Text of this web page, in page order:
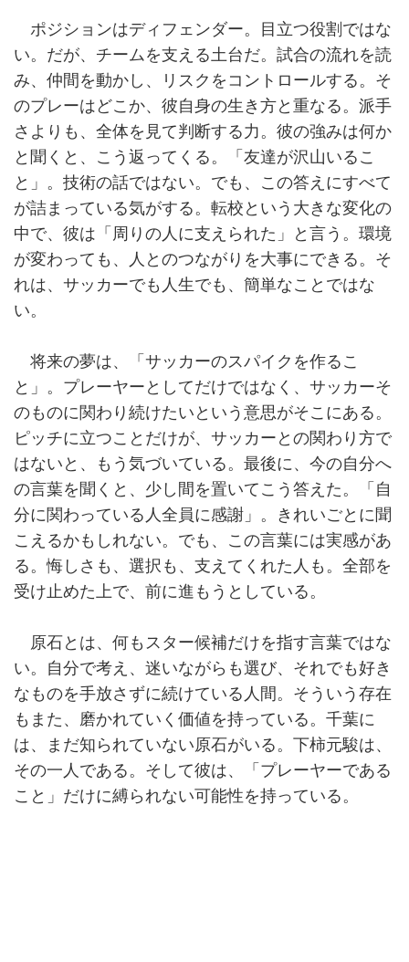
ポジションはディフェンダー。目立つ役割ではな
い。だが、チームを支える土台だ。試合の流れを読
み、仲間を動かし、リスクをコントロールする。そ
のプレーはどこか、彼自身の生き方と重なる。派手
さよりも、全体を見て判断する力。彼の強みは何か
と聞くと、こう返ってくる。「友達が沢山いるこ
と」。技術の話ではない。でも、この答えにすべて
が詰まっている気がする。転校という大きな変化の
中で、彼は「周りの人に支えられた」と言う。環境
が変わっても、人とのつながりを大事にできる。そ
れは、サッカーでも人生でも、簡単なことではな
い。
将来の夢は、「サッカーのスパイクを作るこ
と」。プレーヤーとしてだけではなく、サッカーそ
のものに関わり続けたいという意思がそこにある。
ピッチに立つことだけが、サッカーとの関わり方で
はないと、もう気づいている。最後に、今の自分へ
の言葉を聞くと、少し間を置いてこう答えた。「自
分に関わっている人全員に感謝」。きれいごとに聞
こえるかもしれない。でも、この言葉には実感があ
る。悔しさも、選択も、支えてくれた人も。全部を
受け止めた上で、前に進もうとしている。
原石とは、何もスター候補だけを指す言葉ではな
い。自分で考え、迷いながらも選び、それでも好き
なものを手放さずに続けている人間。そういう存在
もまた、磨かれていく価値を持っている。千葉に
は、まだ知られていない原石がいる。下柿元駿は、
その一人である。そして彼は、「プレーヤーである
こと」だけに縛られない可能性を持っている。